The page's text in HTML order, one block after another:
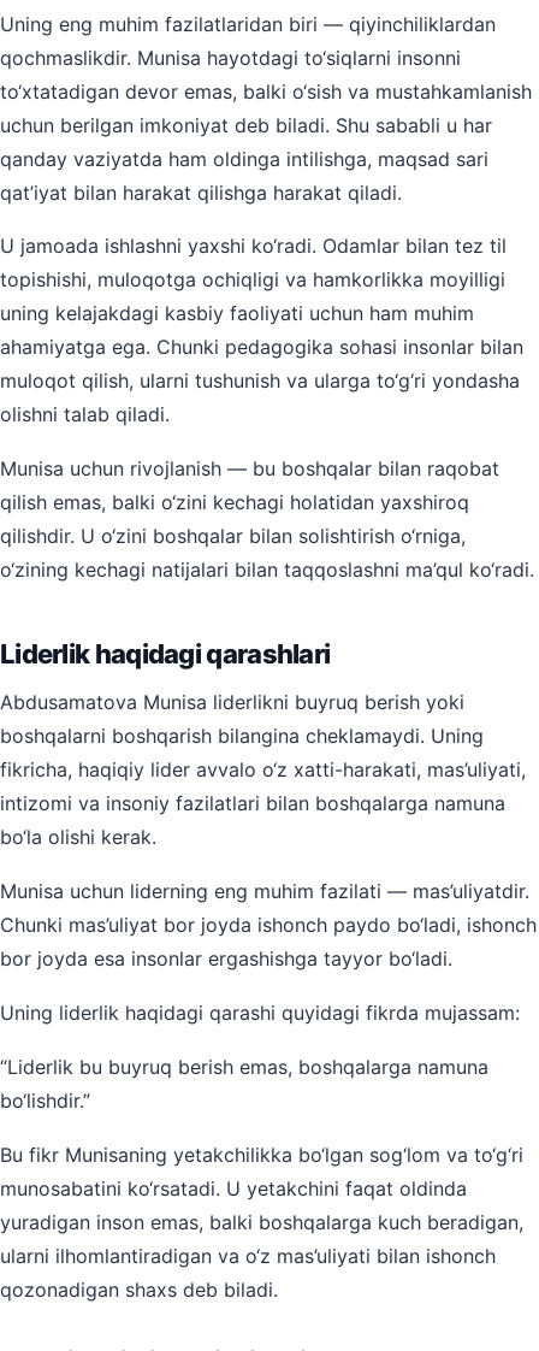
Uning eng muhim fazilatlaridan biri — qiyinchiliklardan
qochmaslikdir. Munisa hayotdagi to‘siqlarni insonni
to‘xtatadigan devor emas, balki o‘sish va mustahkamlanish
uchun berilgan imkoniyat deb biladi. Shu sababli u har
qanday vaziyatda ham oldinga intilishga, maqsad sari
qat’iyat bilan harakat qilishga harakat qiladi.
U jamoada ishlashni yaxshi ko‘radi. Odamlar bilan tez til
topishishi, muloqotga ochiqligi va hamkorlikka moyilligi
uning kelajakdagi kasbiy faoliyati uchun ham muhim
ahamiyatga ega. Chunki pedagogika sohasi insonlar bilan
muloqot qilish, ularni tushunish va ularga to‘g‘ri yondasha
olishni talab qiladi.
Munisa uchun rivojlanish — bu boshqalar bilan raqobat
qilish emas, balki o‘zini kechagi holatidan yaxshiroq
qilishdir. U o‘zini boshqalar bilan solishtirish o‘rniga,
o‘zining kechagi natijalari bilan taqqoslashni ma’qul ko‘radi.
Liderlik haqidagi qarashlari
Abdusamatova Munisa liderlikni buyruq berish yoki
boshqalarni boshqarish bilangina cheklamaydi. Uning
fikricha, haqiqiy lider avvalo o‘z xatti-harakati, mas’uliyati,
intizomi va insoniy fazilatlari bilan boshqalarga namuna
bo‘la olishi kerak.
Munisa uchun liderning eng muhim fazilati — mas’uliyatdir.
Chunki mas’uliyat bor joyda ishonch paydo bo‘ladi, ishonch
bor joyda esa insonlar ergashishga tayyor bo‘ladi.
Uning liderlik haqidagi qarashi quyidagi fikrda mujassam:
“Liderlik bu buyruq berish emas, boshqalarga namuna
bo‘lishdir.”
Bu fikr Munisaning yetakchilikka bo‘lgan sog‘lom va to‘g‘ri
munosabatini ko‘rsatadi. U yetakchini faqat oldinda
yuradigan inson emas, balki boshqalarga kuch beradigan,
ularni ilhomlantiradigan va o‘z mas’uliyati bilan ishonch
qozonadigan shaxs deb biladi.